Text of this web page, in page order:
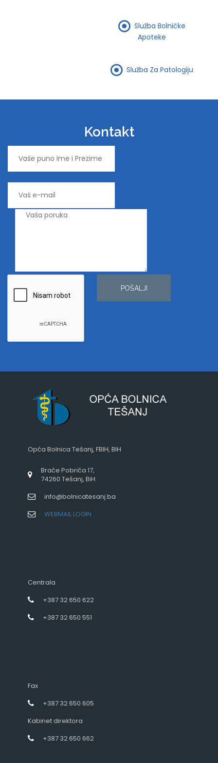
Služba Bolničke
Apoteke
Služba Za Patologiju
Kontakt
POŠALJI
Opća Bolnica Tešanj, FBIH, BIH
Braće Pobrića 17,
74260 Tešanj, BiH
info@bolnicatesanj.ba
WEBMAIL LOGIN
Centrala
+387 32 650 622
+387 32 650 551
Fax
+387 32 650 605
Kabinet direktora
+387 32 650 662